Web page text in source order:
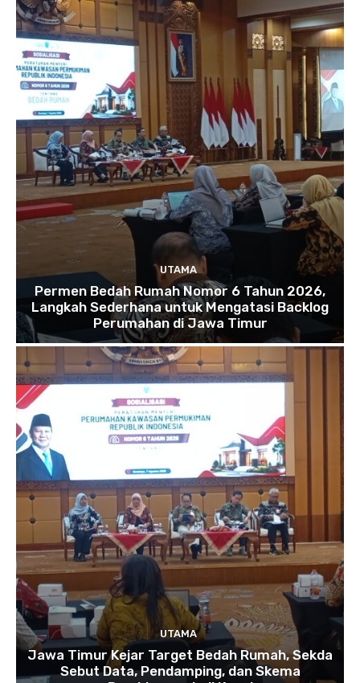
UTAMA
Permen Bedah Rumah Nomor 6 Tahun 2026,
Langkah Sederhana untuk Mengatasi Backlog
Perumahan di Jawa Timur
UTAMA
Jawa Timur Kejar Target Bedah Rumah, Sekda
Sebut Data, Pendamping, dan Skema